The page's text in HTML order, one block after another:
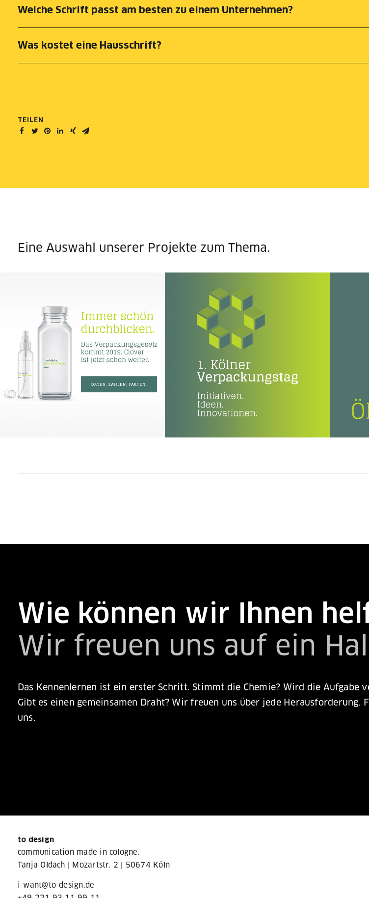
Welche Schrift passt am besten zu einem Unternehmen?
Was kostet eine Hausschrift?
TEILEN
Eine Auswahl unserer Projekte zum Thema.
Corporate Design | Responsive
Webdesign | Corporate Language |
Grafik Design
Corporate Design | Responsive
Webdesign | Grafik Design |
Banner-Werbung
Wie können wir Ihnen
Wir freuen uns auf ein
Das Kennenlernen ist ein erster Schritt. Stimmt die Chemie? Wird die Aufgabe
Gibt es einen gemeinsamen Draht? Wir freuen uns über jede Herausforderung.
uns.
to design
communication made in cologne.
Tanja Oldach | Mozartstr. 2 50674 Köln
i-want@to-design.de